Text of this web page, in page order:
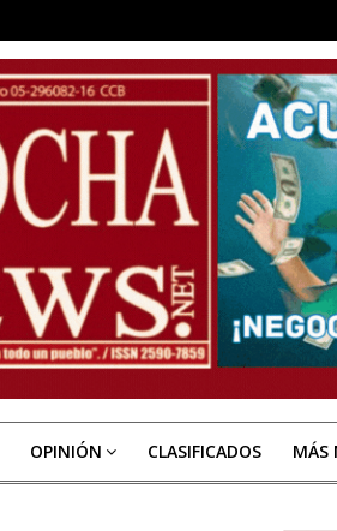
OPINIÓN CLASIFICADOS MÁS